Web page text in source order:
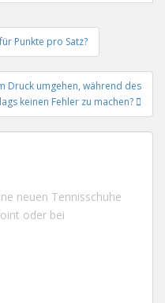
Punkte pro Satz?
Druck umgehen, während des
keinen Fehler zu machen?
neuen Tennisschuhe
oder bei